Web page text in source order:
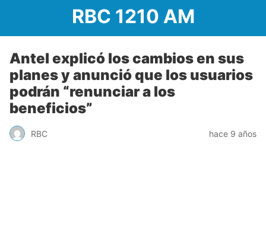
RBC 1210 AM
Antel explicó los cambios en sus
planes y anunció que los usuarios
podrán “renunciar a los
beneficios”
RBC hace 9 años